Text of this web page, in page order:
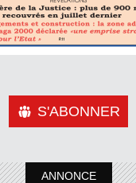
S'ABONNER
ANNONCE